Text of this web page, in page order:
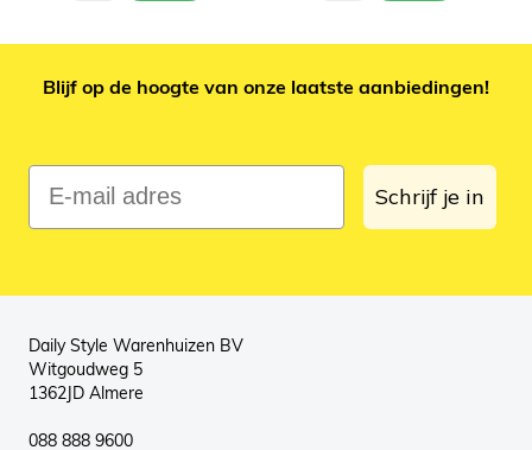
Blijf op de hoogte van onze laatste aanbiedingen!
E-mail adres
Schrijf je in
Daily Style Warenhuizen BV
Witgoudweg 5
1362JD Almere
088 888 9600